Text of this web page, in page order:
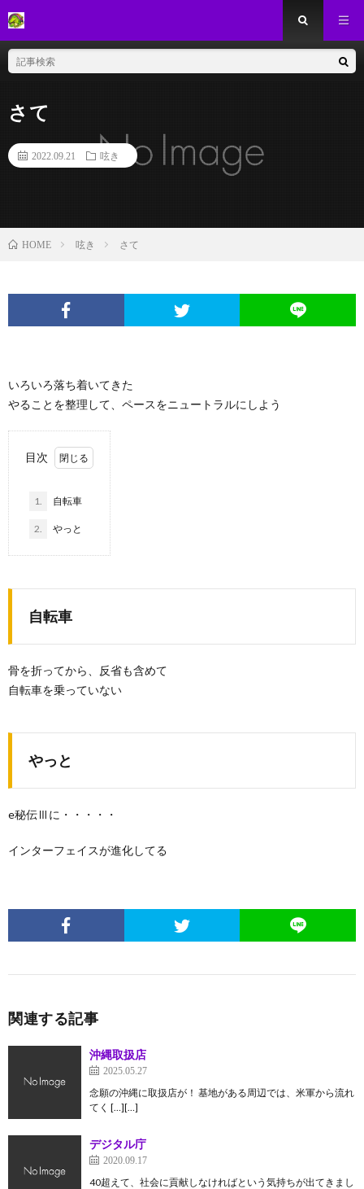
さて
2022.09.21 呟き
HOME 呟き さて
いろいろ落ち着いてきた
やることを整理して、ペースをニュートラルにしよう
目次
1. 自転車
2. やっと
自転車
骨を折ってから、反省も含めて
自転車を乗っていない
やっと
e秘伝Ⅲに・・・・・
インターフェイスが進化してる
関連する記事
沖縄取扱店
2025.05.27
念願の沖縄に取扱店が！ 基地がある周辺では、米軍から流れ
てく […][…]
デジタル庁
2020.09.17
40超えて、社会に貢献しなければという気持ちが出てきまし